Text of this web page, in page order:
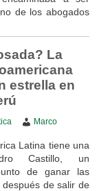
de los abogados
La
estrella en
Marco
Latina tiene una
Castillo, un
de ganar las
de salir de